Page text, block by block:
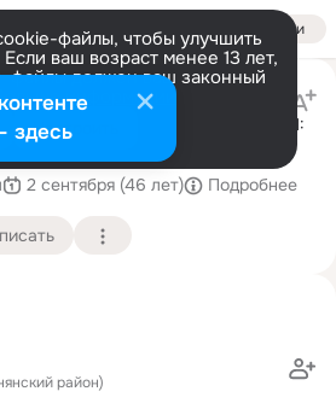
Войти
файлы, чтобы улучшить
ваш возраст менее 13 лет,
файлы должен ваш законный
Больше информации
Настроить
Клычков
на регистрацию аккаунта в РКН:
2 сентября (46 лет) Подробнее
район)
здесь